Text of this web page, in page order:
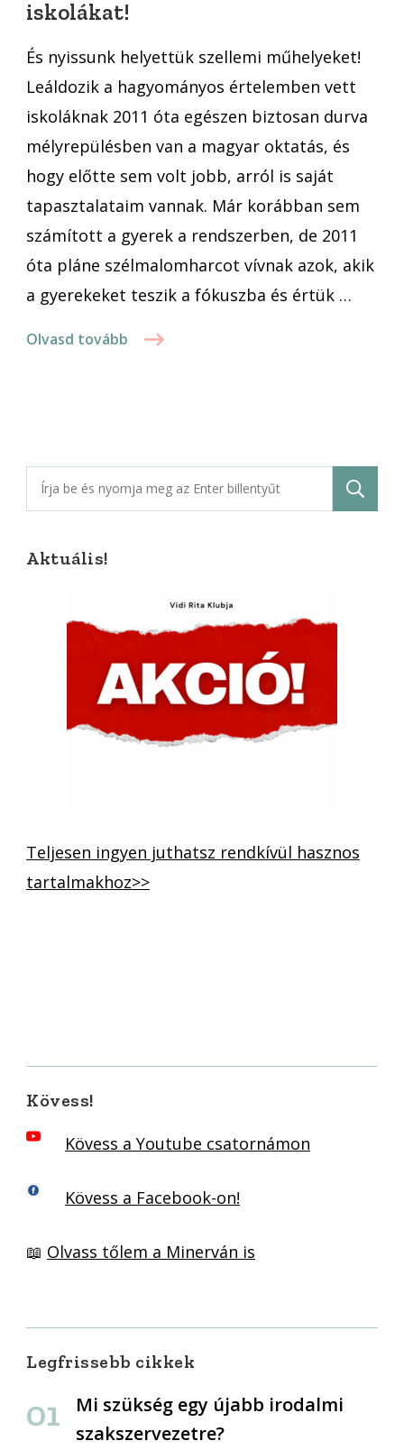
iskolákat!
És nyissunk helyettük szellemi műhelyeket!
Leáldozik a hagyományos értelemben vett
iskoláknak 2011 óta egészen biztosan durva
mélyrepülésben van a magyar oktatás, és
hogy előtte sem volt jobb, arról is saját
tapasztalataim vannak. Már korábban sem
számított a gyerek a rendszerben, de 2011
óta pláne szélmalomharcot vívnak azok, akik
a gyerekeket teszik a fókuszba és értük …
Olvasd tovább
Keresés:
Aktuális!
Teljesen ingyen juthatsz rendkívül hasznos
tartalmakhoz>>
Kövess!
Kövess a Youtube csatornámon
Kövess a Facebook-on!
📖 Olvass tőlem a Minerván is
Legfrissebb cikkek
Mi szükség egy újabb irodalmi
szakszervezetre?